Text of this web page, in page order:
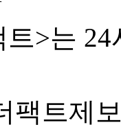
>는
팩트제